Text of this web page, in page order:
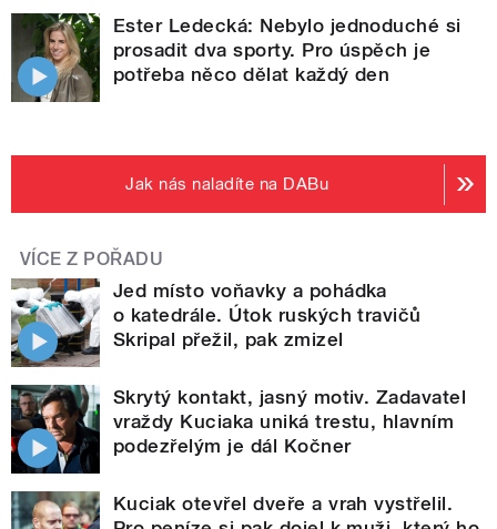
Ester Ledecká: Nebylo jednoduché si
prosadit dva sporty. Pro úspěch je
potřeba něco dělat každý den
Jak nás naladíte na DABu
VÍCE Z POŘADU
Jed místo voňavky a pohádka
o katedrále. Útok ruských travičů
Skripal přežil, pak zmizel
Skrytý kontakt, jasný motiv. Zadavatel
vraždy Kuciaka uniká trestu, hlavním
podezřelým je dál Kočner
Kuciak otevřel dveře a vrah vystřelil.